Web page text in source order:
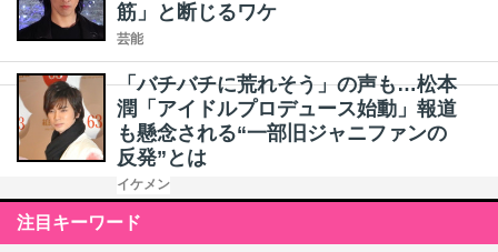
筋」と断じるワケ
芸能
「バチバチに荒れそう」の声も…松本
潤「アイドルプロデュース始動」報道
も懸念される“一部旧ジャニファンの
反発”とは
イケメン
注目キーワード